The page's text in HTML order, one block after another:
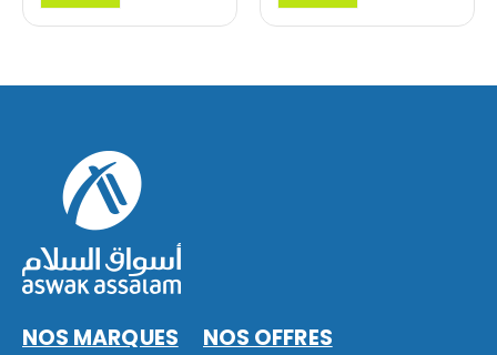
NOS MARQUES NOS OFFRES